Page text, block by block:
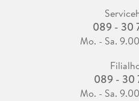
089 - 30
Mo. - Sa.
089 - 30
Mo. - Sa.